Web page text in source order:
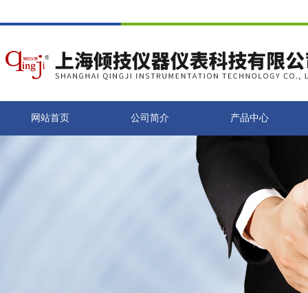
网站首页 公司简介 产品中心